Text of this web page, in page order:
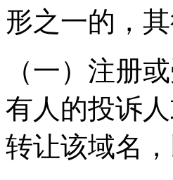
形之一的，
（一）注册
有人的投诉
转让该域名